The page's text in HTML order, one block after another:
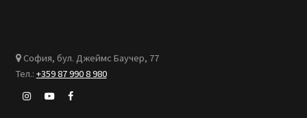
София, бул. Джеймс Баучер, 77
Тел.: +359 87 990 8 980